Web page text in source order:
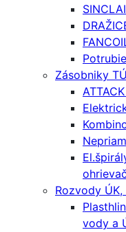
Zásobniky
Rozvody ÚK,
vody a